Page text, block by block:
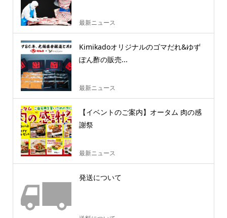
最新ニュース
Kimikadoオリジナルのゴマだれ&ゆず
ぽん酢の販売...
最新ニュース
【イベントのご案内】オータム 肉の感
謝祭
最新ニュース
発送について